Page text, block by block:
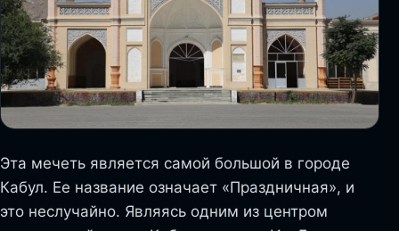
Эта мечеть является самой большой в городе
Кабул. Ее название означает «Праздничная», и
это неслучайно. Являясь одним из центром